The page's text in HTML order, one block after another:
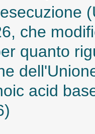
che
quanto
acid